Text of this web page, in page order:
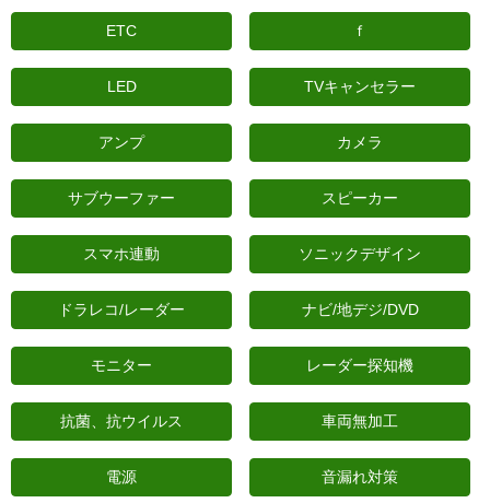
お問い合わせ
ETC ｆ
LED TVキャンセラー
アンプ カメラ
サブウーファー スピーカー
スマホ連動 ソニックデザイン
ドラレコ/レーダー ナビ/地デジ/DVD
モニター レーダー探知機
抗菌、抗ウイルス 車両無加工
電源 音漏れ対策